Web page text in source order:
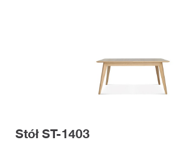
Stół ST-1403